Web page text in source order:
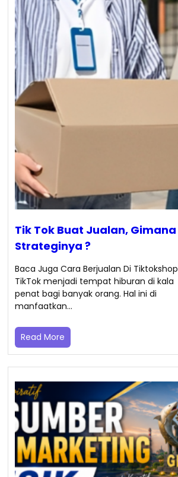
Tik Tok Buat Jualan, Gimana
Strateginya ?
Baca Juga Cara Berjualan Di Tiktokshop
TikTok menjadi tempat hiburan di kala
penat bagi banyak orang. Hal ini di
manfaatkan…
Read More